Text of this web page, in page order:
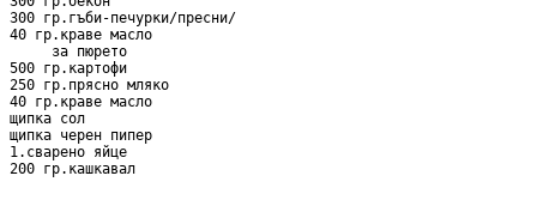
300 гр.гъби-печурки/пресни/
40 гр.краве масло
     за пюрето
500 гр.картофи
250 гр.прясно мляко
40 гр.краве масло
щипка сол
щипка черен пипер
1.сварено яйце
200 гр.кашкавал